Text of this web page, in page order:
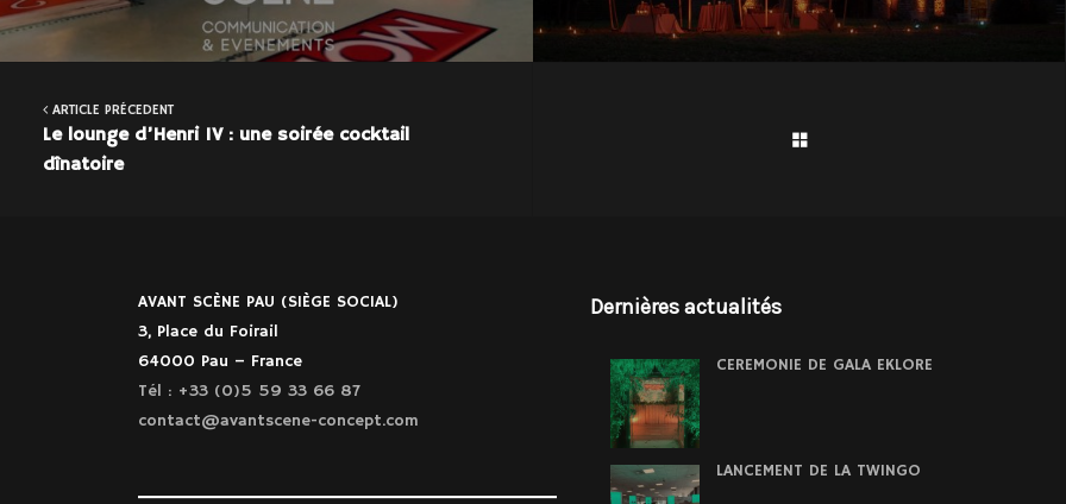
ARTICLE PRÉCEDENT
Le lounge d’Henri IV : une soirée cocktail
dînatoire
AVANT SCÈNE PAU (SIÈGE SOCIAL)
3, Place du Foirail
64000 Pau – France
Tél : +33 (0)5 59 33 66 87
contact@avantscene-concept.com
Dernières actualités
CEREMONIE DE GALA EKLORE
LANCEMENT DE LA TWINGO